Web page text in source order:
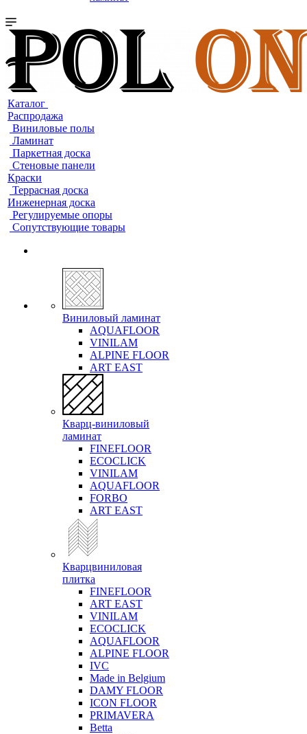
Каталог
Распродажа
Виниловые полы
Ламинат
Паркетная доска
Стеновые панели
Краски
Террасная доска
Инженерная доска
Регулируемые опоры
Сопутствующие товары
Виниловый ламинат
AQUAFLOOR
VINILAM
ALPINE FLOOR
ART EAST
Кварц-виниловый
ламинат
FINEFLOOR
ECOCLICK
VINILAM
AQUAFLOOR
FORBO
ART EAST
Кварцвиниловая
плитка
FINEFLOOR
ART EAST
VINILAM
ECOCLICK
AQUAFLOOR
ALPINE FLOOR
IVC
Made in Belgium
DAMY FLOOR
ICON FLOOR
PRIMAVERA
Betta